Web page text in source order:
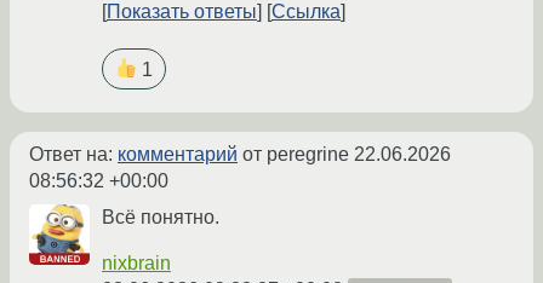
Показать ответы Ссылка
1
Ответ на: комментарий от peregrine 22.06.2026
08:56:32 +00:00
Всё понятно.
nixbrain